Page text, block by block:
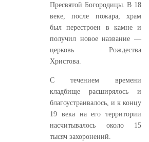
Пресвятой Богородицы. В 18
веке, после пожара, храм
был перестроен в камне и
получил новое название —
церковь Рождества
Христова.
С течением времени
кладбище расширялось и
благоустраивалось, и к концу
19 века на его территории
насчитывалось около 15
тысяч захоронений.